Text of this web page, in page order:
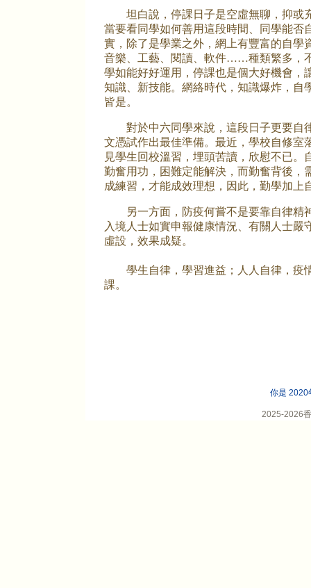
坦白說，停課日子是空虛無聊，抑或
當要看同學如何善用這段時間、同學能否
實，除了是學業之外，網上有豐富的自學
音樂、工藝、閱讀、軟件……種類繁多，
學如能好好運用，停課也是個大好機會，
知識、新技能。網絡時代，知識爆炸，自
皆是。
對於中六同學來說，這段日子更要自
文憑試作出最佳準備。最近，學校自修室
見學生回校溫習，埋頭苦讀，欣慰不已
勤奮用功，困難定能解決，而勤奮背後，
成練習，才能成效理想，因此，勤學加上
另一方面，防疫何嘗不是要靠自律精
入境人士如實申報健康情況、有關人士
虛設，效果成疑。
學生自律，學習進益；人人自律，疫
課。
你是 2020
2025-2026